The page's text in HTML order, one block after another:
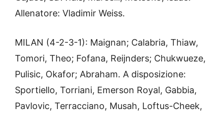
Allenatore: Vladimir Weiss.
MILAN (4-2-3-1): Maignan; Calabria, Thiaw,
Tomori, Theo; Fofana, Reijnders; Chukwueze,
Pulisic, Okafor; Abraham. A disposizione:
Sportiello, Torriani, Emerson Royal, Gabbia,
Pavlovic, Terracciano, Musah, Loftus-Cheek,